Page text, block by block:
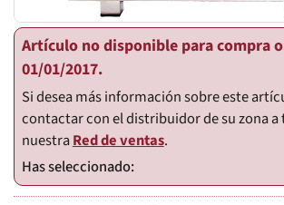
Artículo no disponible para compra
01/01/2017.
Si desea más información sobre este
contactar con el distribuidor de su zona a
nuestraRed de ventas.